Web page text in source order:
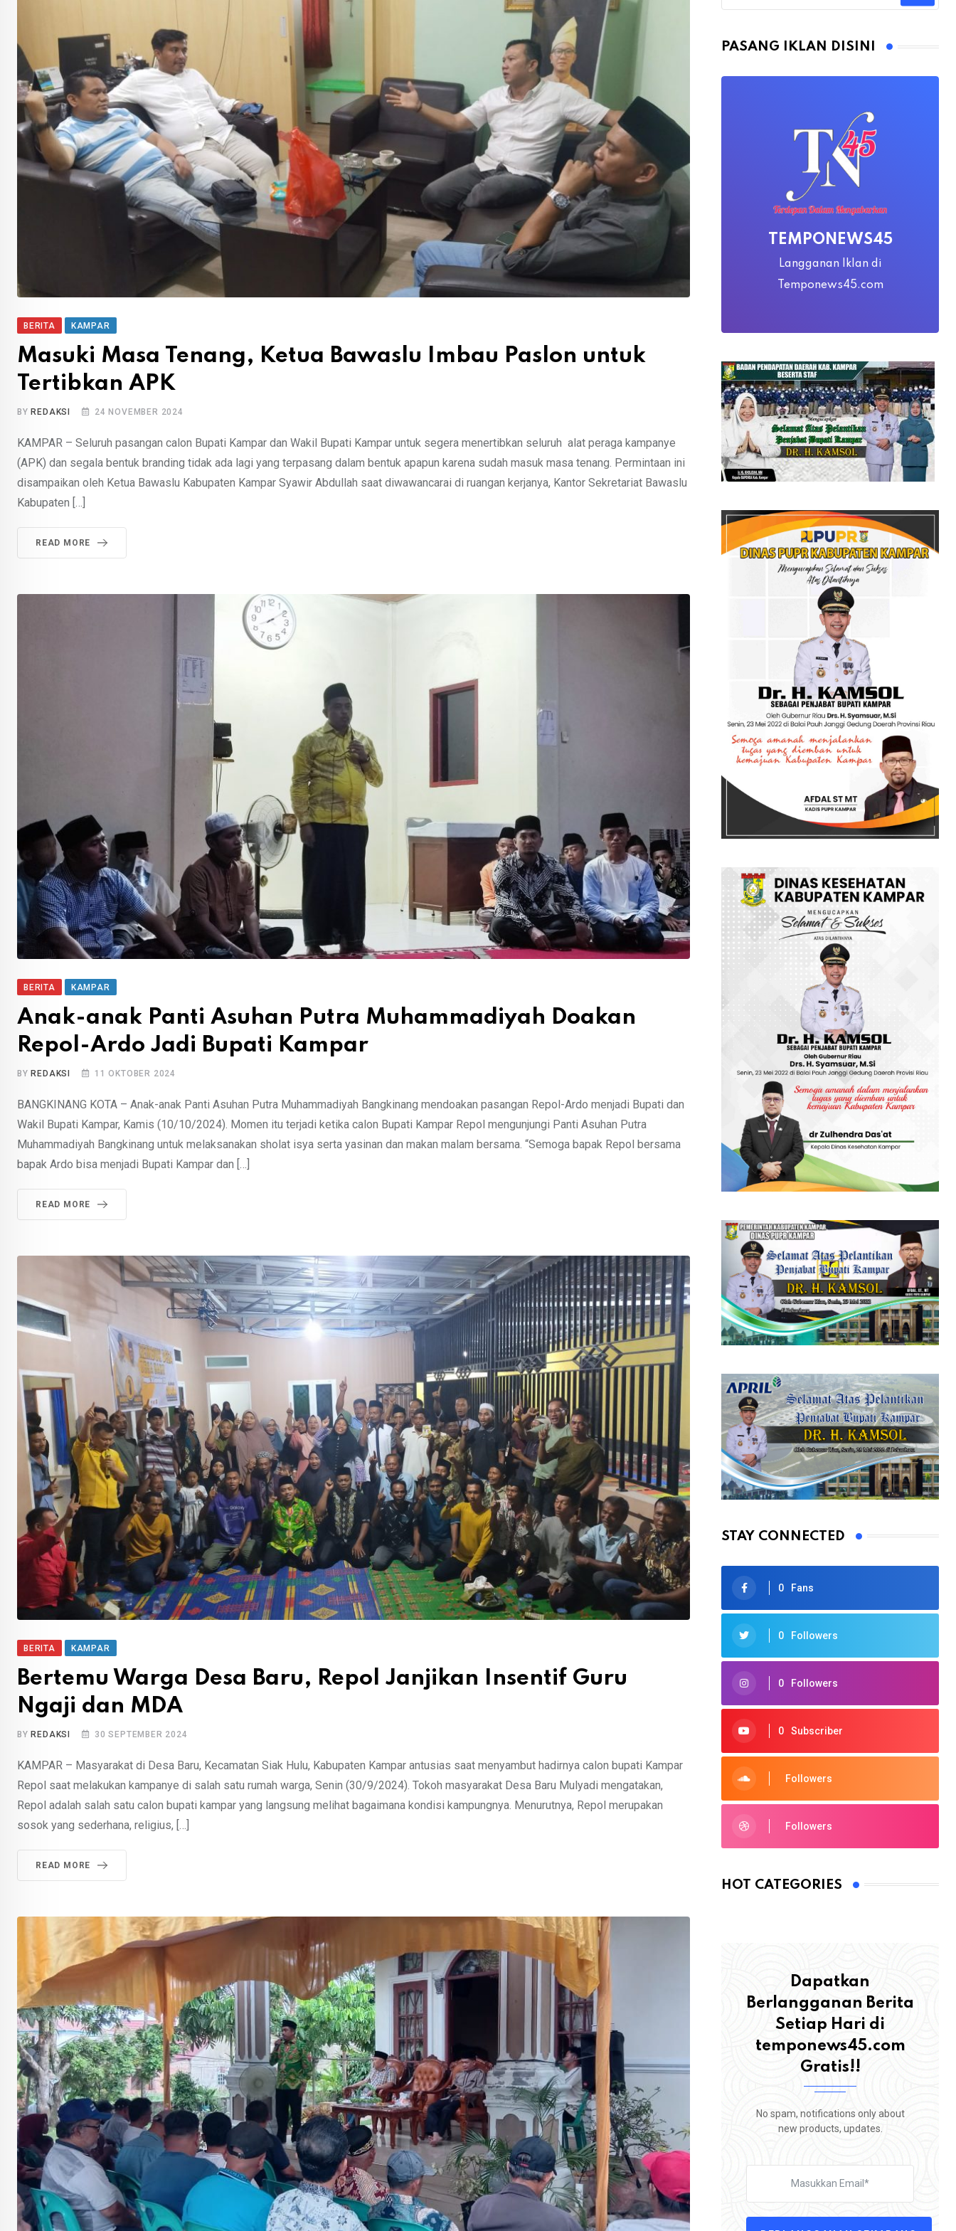
BERITA KAMPAR
Masuki Masa Tenang, Ketua Bawaslu Imbau Paslon untuk
Tertibkan APK
BY REDAKSI 24 NOVEMBER 2024
KAMPAR – Seluruh pasangan calon Bupati Kampar dan Wakil Bupati Kampar untuk segera menertibkan seluruh alat peraga kampanye
(APK) dan segala bentuk branding tidak ada lagi yang terpasang dalam bentuk apapun karena sudah masuk masa tenang. Permintaan ini
disampaikan oleh Ketua Bawaslu Kabupaten Kampar Syawir Abdullah saat diwawancarai di ruangan kerjanya, Kantor Sekretariat Bawaslu
Kabupaten […]
READ MORE
BERITA KAMPAR
Anak-anak Panti Asuhan Putra Muhammadiyah Doakan
Repol-Ardo Jadi Bupati Kampar
BYREDAKSI 11 OKTOBER 2024
BANGKINANG KOTA – Anak-anak Panti Asuhan Putra Muhammadiyah Bangkinang mendoakan pasangan Repol-Ardo menjadi Bupati dan
Wakil Bupati Kampar, Kamis (10/10/2024). Momen itu terjadi ketika calon Bupati Kampar Repol mengunjungi Panti Asuhan Putra
Muhammadiyah Bangkinang untuk melaksanakan sholat isya serta yasinan dan makan malam bersama. “Semoga bapak Repol bersama
bapak Ardo bisa menjadi Bupati Kampar dan […]
READ MORE
BERITA KAMPAR
Bertemu Warga Desa Baru, Repol Janjikan Insentif Guru
Ngaji dan MDA
BY REDAKSI 30 SEPTEMBER 2024
KAMPAR – Masyarakat di Desa Baru, Kecamatan Siak Hulu, Kabupaten Kampar antusias saat menyambut hadirnya calon bupati Kampar
Repol saat melakukan kampanye di salah satu rumah warga, Senin (30/9/2024). Tokoh masyarakat Desa Baru Mulyadi mengatakan,
Repol adalah salah satu calon bupati kampar yang langsung melihat bagaimana kondisi kampungnya. Menurutnya, Repol merupakan
sosok yang sederhana, religius, […]
READ MORE
PASANG IKLAN DISINI
TEMPONEWS45
Langganan Iklan di
Temponews45.com
STAY CONNECTED
0 Fans
0 Followers
0 Followers
0 Subscriber
Followers
Followers
HOT CATEGORIES
Dapatkan
Berlangganan Berita
Setiap Hari di
temponews45.com
Gratis!!
No spam, notifications only about
new products, updates.